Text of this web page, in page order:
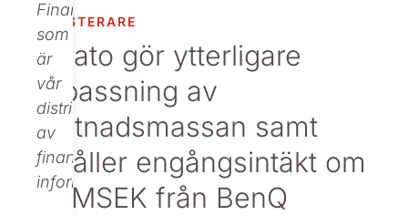
Finance,
som
är
vår
distributör
av
finansiell
information.
INVESTERARE
Nolato gör ytterligare
anpassning av
kostnadsmassan samt
erhåller engångsintäkt om
35 MSEK från BenQ